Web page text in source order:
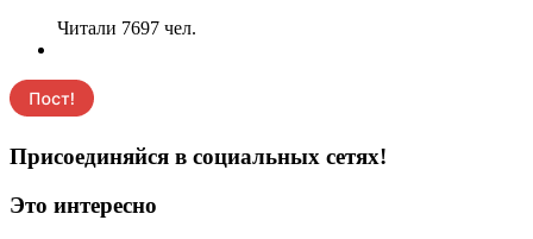
Читали 7697 чел.
Присоединяйся в социальных сетях!
Это интересно